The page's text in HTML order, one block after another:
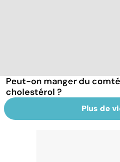
Peut-on manger du
cholestérol ?
Plus de